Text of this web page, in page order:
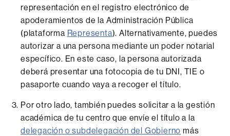
representación en el registro electrónico de
apoderamientos de la Administración Pública
(plataforma Representa). Alternativamente, puedes
autorizar a una persona mediante un poder notarial
específico. En este caso, la persona autorizada
deberá presentar una fotocopia de tu DNI, TIE o
pasaporte cuando vaya a recoger el título.
Por otro lado, también puedes solicitar a la gestión
académica de tu centro que envíe el título a la
delegación o subdelegación del Gobierno más